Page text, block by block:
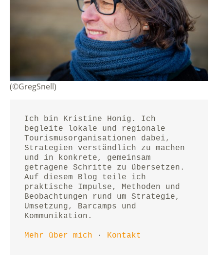
(©GregSnell)
Ich bin Kristine Honig. Ich
begleite lokale und regionale
Tourismusorganisationen dabei,
Strategien verständlich zu machen
und in konkrete, gemeinsam
getragene Schritte zu übersetzen.
Auf diesem Blog teile ich
praktische Impulse, Methoden und
Beobachtungen rund um Strategie,
Umsetzung, Barcamps und
Kommunikation.
Mehr über mich · Kontakt